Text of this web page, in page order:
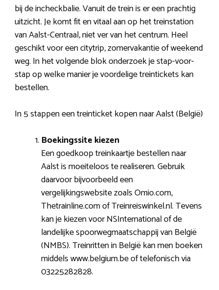
bij de incheckbalie. Vanuit de trein is er een prachtig
uitzicht. Je komt fit en vitaal aan op het treinstation
van Aalst-Centraal, niet ver van het centrum. Heel
geschikt voor een citytrip, zomervakantie of weekend
weg. In het volgende blok onderzoek je stap-voor-
stap op welke manier je voordelige treintickets kan
bestellen.
In 5 stappen een treinticket kopen naar Aalst (België)
Boekingssite kiezen
Een goedkoop treinkaartje bestellen naar
Aalst is moeiteloos te realiseren. Gebruik
daarvoor bijvoorbeeld een
vergelijkingswebsite zoals Omio.com,
Thetrainline.com of Treinreiswinkel.nl. Tevens
kan je kiezen voor NSInternational of de
landelijke spoorwegmaatschappij van België
(NMBS). Treinritten in België kan men boeken
middels www.belgium.be of telefonisch via
03225282828.